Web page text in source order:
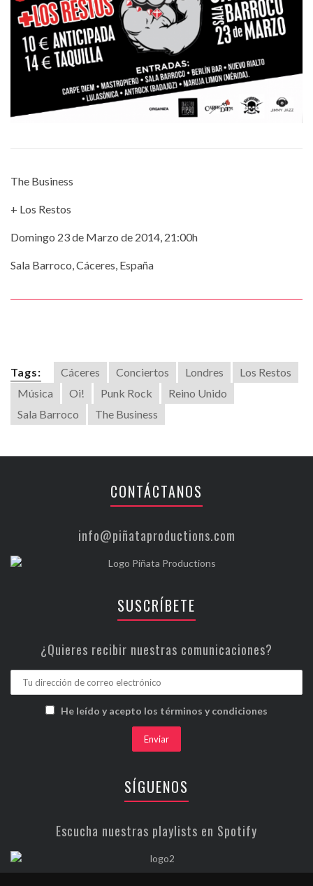
The Business
+ Los Restos
Domingo 23 de Marzo de 2014, 21:00h
Sala Barroco, Cáceres, España
Tags: Cáceres Conciertos Londres
Los Restos
Música
Oi! Punk Rock
Reino Unido
Sala Barroco
The Business
CONTÁCTANOS
info@piñataproductions.com
SUSCRÍBETE
¿Quieres recibir nuestras comunicaciones?
He leído y acepto los términos y condiciones
SÍGUENOS
Escucha nuestras playlists en Spotify